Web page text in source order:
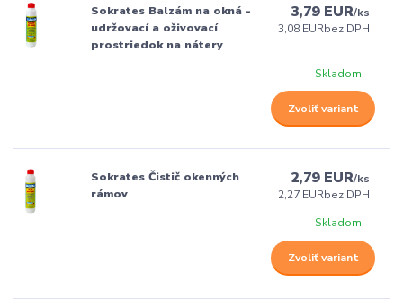
Sokrates Balzám na okná -
udržovací a oživovací
prostriedok na nátery
3,79 EUR/ks
3,08 EURbez DPH
Skladom
Zvoliť variant
Sokrates Čistič okenných
rámov
2,79 EUR/ks
2,27 EURbez DPH
Skladom
Zvoliť variant